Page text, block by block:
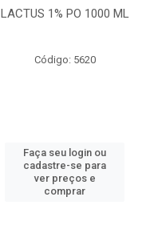
LACTUS 1% PO 1000 ML
Código: 5620
Faça seu login ou
cadastre-se para
ver preços e
comprar